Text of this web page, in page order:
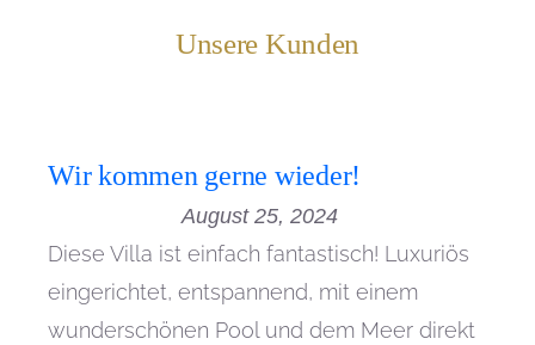
Unsere Kunden
Wir kommen gerne wieder!
August 25, 2024
Diese Villa ist einfach fantastisch! Luxuriös
eingerichtet, entspannend, mit einem
wunderschönen Pool und dem Meer direkt